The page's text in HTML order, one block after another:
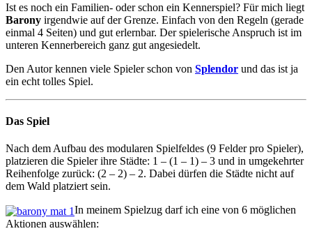
Ist es noch ein Familien- oder schon ein Kennerspiel? Für mich liegt
Barony irgendwie auf der Grenze. Einfach von den Regeln (gerade
einmal 4 Seiten) und gut erlernbar. Der spielerische Anspruch ist im
unteren Kennerbereich ganz gut angesiedelt.
Den Autor kennen viele Spieler schon von Splendor und das ist ja
ein echt tolles Spiel.
Das Spiel
Nach dem Aufbau des modularen Spielfeldes (9 Felder pro Spieler),
platzieren die Spieler ihre Städte: 1 – (1 – 1) – 3 und in umgekehrter
Reihenfolge zurück: (2 – 2) – 2. Dabei dürfen die Städte nicht auf
dem Wald platziert sein.
In meinem Spielzug darf ich eine von 6 möglichen
Aktionen auswählen: